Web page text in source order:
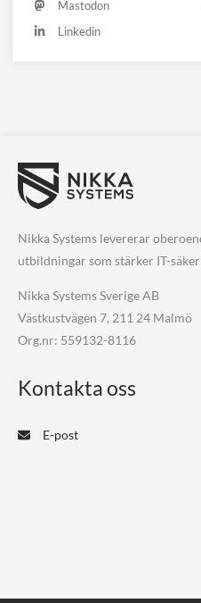
Mastodon
Linkedin
Nikka Systems levererar
utbildningar som stärker IT-
Nikka Systems Sverige AB
Västkustvägen 7, 211 24 Malmö
Org.nr: 559132-8116
Kontakta oss
E-post